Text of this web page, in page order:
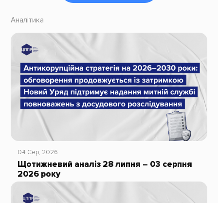
Аналітика
04 Сер, 2026
Щотижневий аналіз 28 липня – 03 серпня
2026 року